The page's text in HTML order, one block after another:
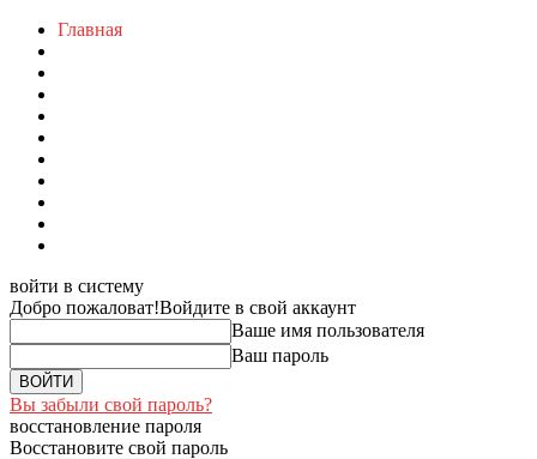
Главная
войти в систему
Добро пожаловат!Войдите в свой аккаунт
Ваше имя пользователя
Ваш пароль
Вы забыли свой пароль?
восстановление пароля
Восстановите свой пароль